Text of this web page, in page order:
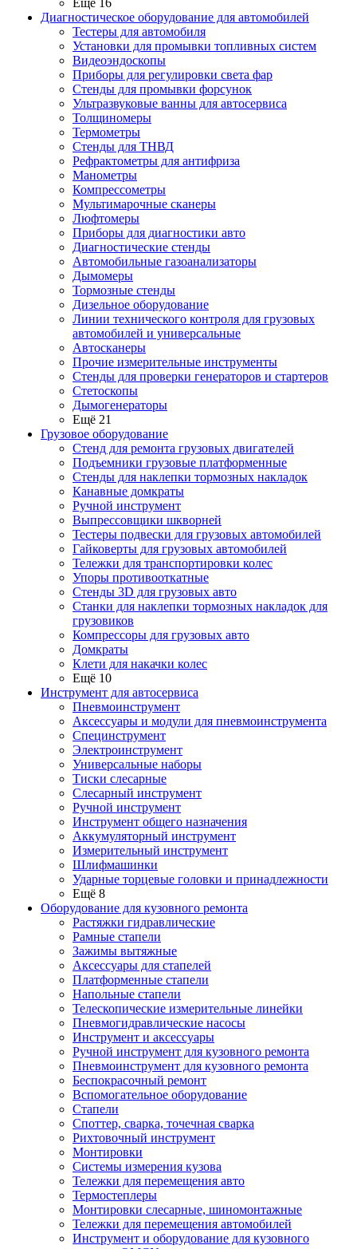
Ещё 16
Диагностическое оборудование для автомобилей
Тестеры для автомобиля
Установки для промывки топливных систем
Видеоэндоскопы
Приборы для регулировки света фар
Стенды для промывки форсунок
Ультразвуковые ванны для автосервиса
Толщиномеры
Термометры
Стенды для ТНВД
Рефрактометры для антифриза
Манометры
Компрессометры
Мультимарочные сканеры
Люфтомеры
Приборы для диагностики авто
Диагностические стенды
Автомобильные газоанализаторы
Дымомеры
Тормозные стенды
Дизельное оборудование
Линии технического контроля для грузовых
автомобилей и универсальные
Автосканеры
Прочие измерительные инструменты
Стенды для проверки генераторов и стартеров
Стетоскопы
Дымогенераторы
Ещё 21
Грузовое оборудование
Стенд для ремонта грузовых двигателей
Подъемники грузовые платформенные
Стенды для наклепки тормозных накладок
Канавные домкраты
Ручной инструмент
Выпрессовщики шкворней
Тестеры подвески для грузовых автомобилей
Гайковерты для грузовых автомобилей
Тележки для транспортировки колес
Упоры противооткатные
Стенды 3D для грузовых авто
Станки для наклепки тормозных накладок для
грузовиков
Компрессоры для грузовых авто
Домкраты
Клети для накачки колес
Ещё 10
Инструмент для автосервиса
Пневмоинструмент
Аксессуары и модули для пневмоинструмента
Специнструмент
Электроинструмент
Универсальные наборы
Тиски слесарные
Слесарный инструмент
Ручной инструмент
Инструмент общего назначения
Аккумуляторный инструмент
Измерительный инструмент
Шлифмашинки
Ударные торцевые головки и принадлежности
Ещё 8
Оборудование для кузовного ремонта
Растяжки гидравлические
Рамные стапели
Зажимы вытяжные
Аксессуары для стапелей
Платформенные стапели
Напольные стапели
Телескопические измерительные линейки
Пневмогидравлические насосы
Инструмент и аксессуары
Ручной инструмент для кузовного ремонта
Пневмоинструмент для кузовного ремонта
Беспокрасочный ремонт
Вспомогательное оборудование
Стапели
Споттер, сварка, точечная сварка
Рихтовочный инструмент
Монтировки
Системы измерения кузова
Тележки для перемещения авто
Термостеплеры
Монтировки слесарные, шиномонтажные
Тележки для перемещения автомобилей
Инструмент и оборудование для кузовного